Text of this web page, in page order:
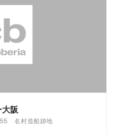
阪
名村造船跡地